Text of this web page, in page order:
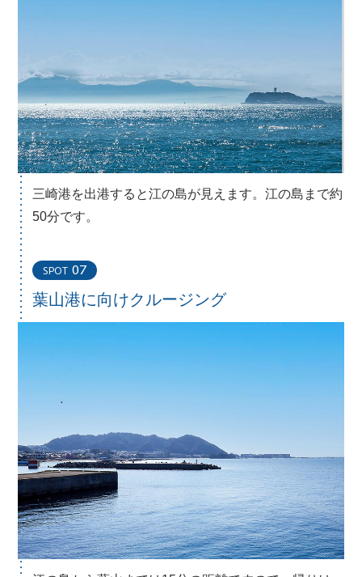
三崎港を出港すると江の島が見えます。江の島まで約
50分です。
SPOT 07
葉山港に向けクルージング